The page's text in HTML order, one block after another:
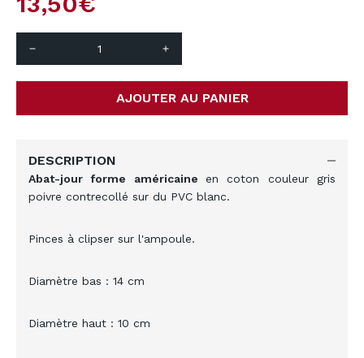
add
remove
AJOUTER AU PANIER
DESCRIPTION
Abat-jour forme américaine en coton couleur gris
poivre contrecollé sur du PVC blanc.
Pinces à clipser sur l'ampoule.
Diamètre bas : 14 cm
Diamètre haut : 10 cm